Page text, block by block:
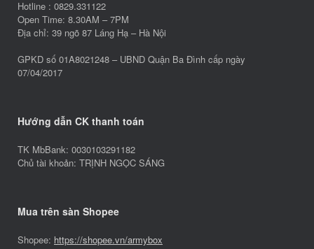
Hotline : 0829.331122
Open Time: 8.30AM – 7PM
Địa chỉ: 39 ngõ 87 Láng Hạ – Hà Nội
GPKD số 01A8021248 – UBND Quận Ba Đình cấp ngày
07/04/2017
Hướng dẫn CK thanh toán
TK MbBank: 0030103291182
Chủ tài khoản: TRỊNH NGỌC SÁNG
Mua trên sàn Shopee
Shopee: https://shopee.vn/armybox